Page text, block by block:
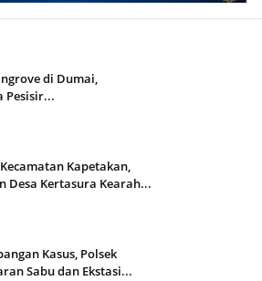
di Dumai,
Pesisir...
Kapetakan,
Desa Kertasura Kearah...
Kasus, Polsek
Sabu dan Ekstasi...